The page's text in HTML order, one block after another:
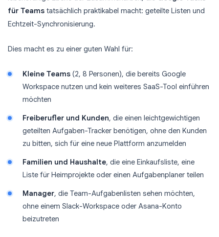
für Teams tatsächlich praktikabel macht: geteilte Listen und
Echtzeit-Synchronisierung.
Dies macht es zu einer guten Wahl für:
Kleine Teams (2, 8 Personen), die bereits Google
Workspace nutzen und kein weiteres SaaS-Tool einführen
möchten
Freiberufler und Kunden, die einen leichtgewichtigen
geteilten Aufgaben-Tracker benötigen, ohne den Kunden
zu bitten, sich für eine neue Plattform anzumelden
Familien und Haushalte, die eine Einkaufsliste, eine
Liste für Heimprojekte oder einen Aufgabenplaner teilen
Manager, die Team-Aufgabenlisten sehen möchten,
ohne einem Slack-Workspace oder Asana-Konto
beizutreten